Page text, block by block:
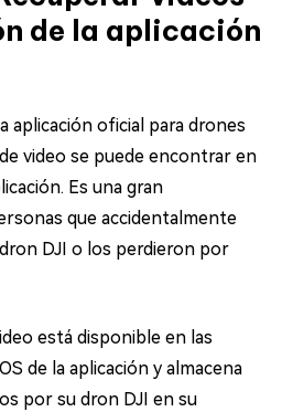
de la aplicación
aplicación oficial para drones
video se puede encontrar en
Es una gran
que accidentalmente
DJI o los perdieron por
está disponible en las
de la aplicación y almacena
por su dron DJI en su